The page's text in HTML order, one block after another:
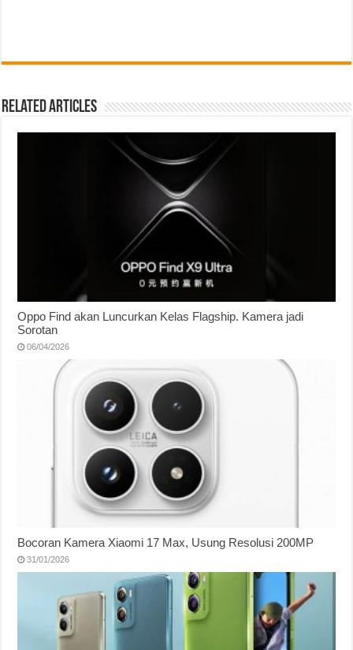
Related Articles
Oppo Find akan Luncurkan Kelas Flagship. Kamera jadi
Sorotan
06/04/2026
Bocoran Kamera Xiaomi 17 Max, Usung Resolusi 200MP
31/01/2026